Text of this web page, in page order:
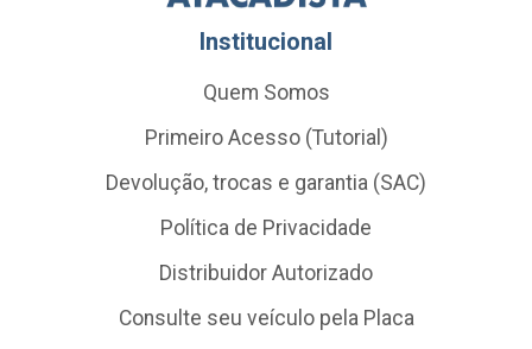
Institucional
Quem Somos
Primeiro Acesso (Tutorial)
Devolução, trocas e garantia (SAC)
Política de Privacidade
Distribuidor Autorizado
Consulte seu veículo pela Placa